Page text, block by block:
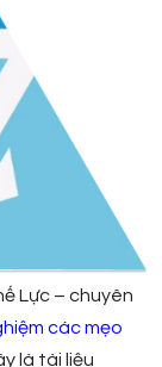
Lực – chuyên
các mẹo
là tài liệu